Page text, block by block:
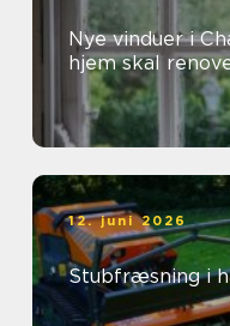
Nye vinduer i
hjem skal
12. juni 2026
Stubfræsning i